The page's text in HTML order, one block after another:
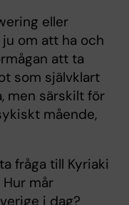
eller
om att ha och
att ta
som självklart
men särskilt för
mående,
fråga till Kyriaki
mår
i dag?